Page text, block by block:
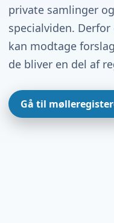
private samlinger
specialviden.
kan modtage
de bliver en del af
Gå til